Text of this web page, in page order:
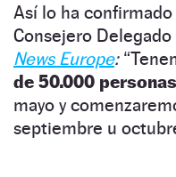
Así lo ha confirmado
Consejero
News Europe:
de 50.000
mayo y
septiembre u